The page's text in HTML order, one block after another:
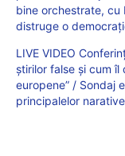
bine orchestrate,
distruge o
LIVE VIDEO
știrilor false și cum
europene” / Sondaj
principalelor